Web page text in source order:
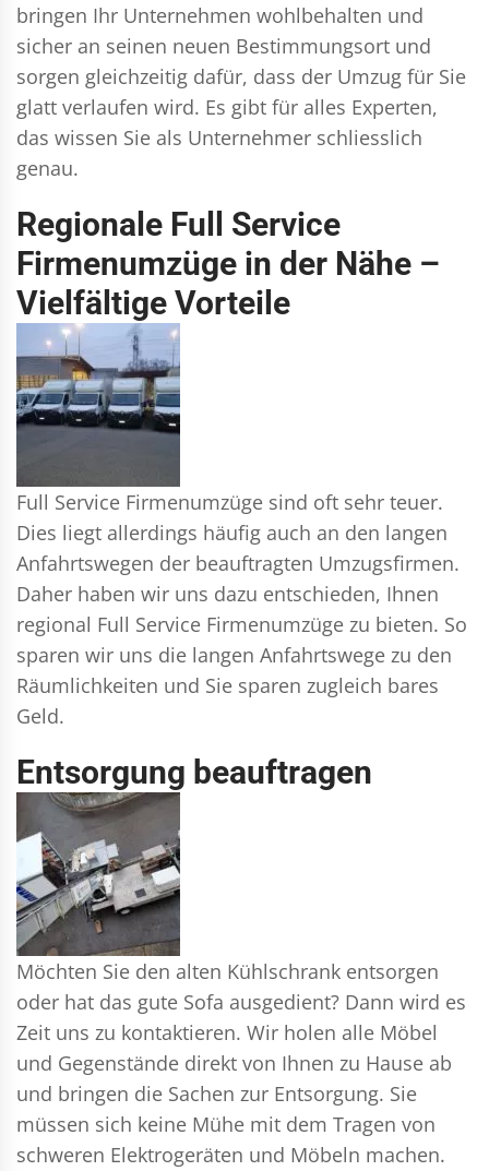
bringen Ihr Unternehmen wohlbehalten und
sicher an seinen neuen Bestimmungsort und
sorgen gleichzeitig dafür, dass der Umzug für Sie
glatt verlaufen wird. Es gibt für alles Experten,
das wissen Sie als Unternehmer schliesslich
genau.
Regionale Full Service
Firmenumzüge in der Nähe –
Vielfältige Vorteile
Full Service Firmenumzüge sind oft sehr teuer.
Dies liegt allerdings häufig auch an den langen
Anfahrtswegen der beauftragten Umzugsfirmen.
Daher haben wir uns dazu entschieden, Ihnen
regional Full Service Firmenumzüge zu bieten. So
sparen wir uns die langen Anfahrtswege zu den
Räumlichkeiten und Sie sparen zugleich bares
Geld.
Entsorgung beauftragen
Möchten Sie den alten Kühlschrank entsorgen
oder hat das gute Sofa ausgedient? Dann wird es
Zeit uns zu kontaktieren. Wir holen alle Möbel
und Gegenstände direkt von Ihnen zu Hause ab
und bringen die Sachen zur Entsorgung. Sie
müssen sich keine Mühe mit dem Tragen von
schweren Elektrogeräten und Möbeln machen.